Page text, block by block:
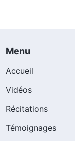
Menu
Accueil
Vidéos
Récitations
Témoignages